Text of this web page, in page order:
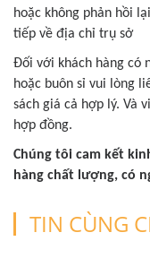
hoặc không phản hồi
tiếp về địa chỉ trụ sở
Đối với khách hàng có
hoặc buôn sỉ vui lòng
sách giá cả hợp lý. Và
hợp đồng.
Chúng tôi cam kết
hàng chất lượng, có
TIN CÙNG